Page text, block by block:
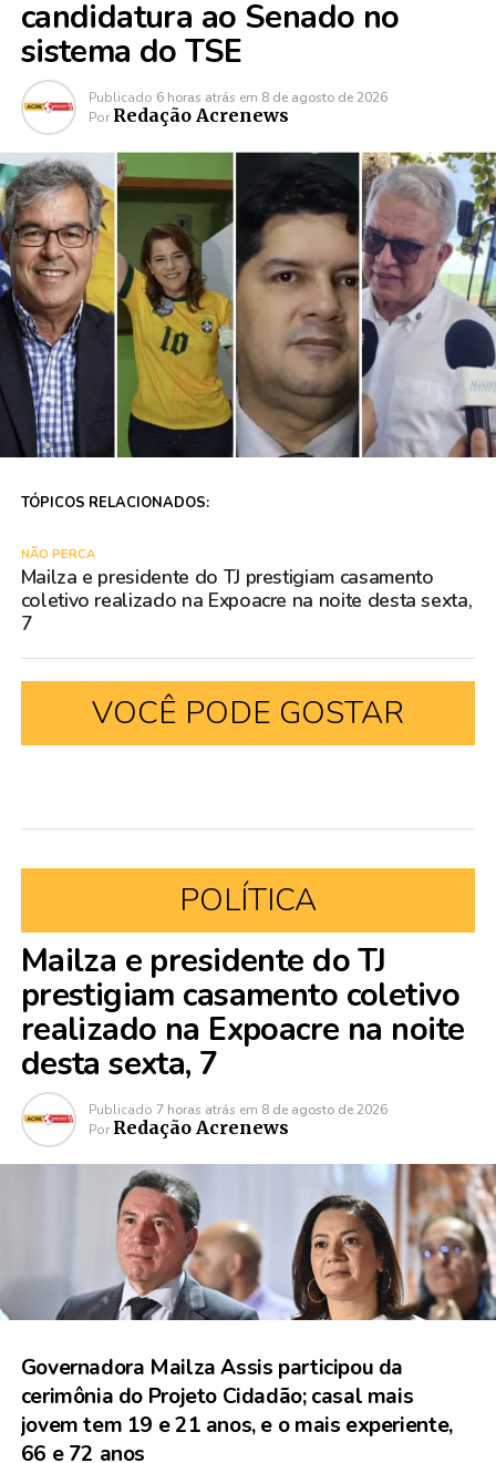
candidatura ao Senado no
sistema do TSE
Publicado 6 horas atrás em 8 de agosto de 2026
Por Redação Acrenews
TÓPICOS RELACIONADOS:
NÃO PERCA
Mailza e presidente do TJ prestigiam casamento
coletivo realizado na Expoacre na noite desta sexta,
7
VOCÊ PODE GOSTAR
POLÍTICA
Mailza e presidente do TJ
prestigiam casamento coletivo
realizado na Expoacre na noite
desta sexta, 7
Publicado 7 horas atrás em 8 de agosto de 2026
Por Redação Acrenews
Governadora Mailza Assis participou da
cerimônia do Projeto Cidadão; casal mais
jovem tem 19 e 21 anos, e o mais experiente,
66 e 72 anos